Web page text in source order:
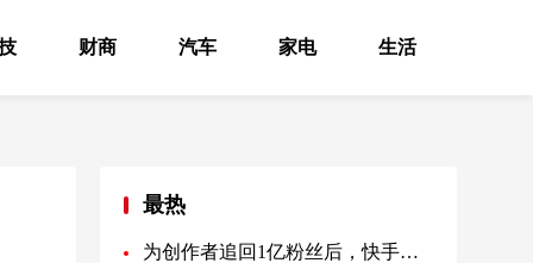
财商 汽车 家电 生活
最热
为创作者追回1亿粉丝后，快手还想帮他们“致富”